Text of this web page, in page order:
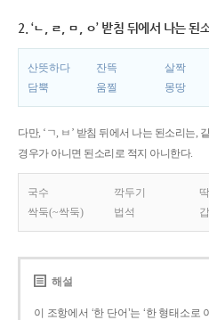
2. ‘ㄴ, ㄹ, ㅁ, ㅇ’ 받침 뒤에서 나는 된
산뜻하다 잔뜩 살짝
담뿍
움찔 몽땅
다만, ‘ㄱ, ㅂ’ 받침 뒤에서 나는 된소리는,
경우가 아니면 된소리로 적지 아니한다.
국수 깍두기
싹둑(~싹둑)
법석
해설
이 조항에서 ‘한 단어’는 ‘한 형태소